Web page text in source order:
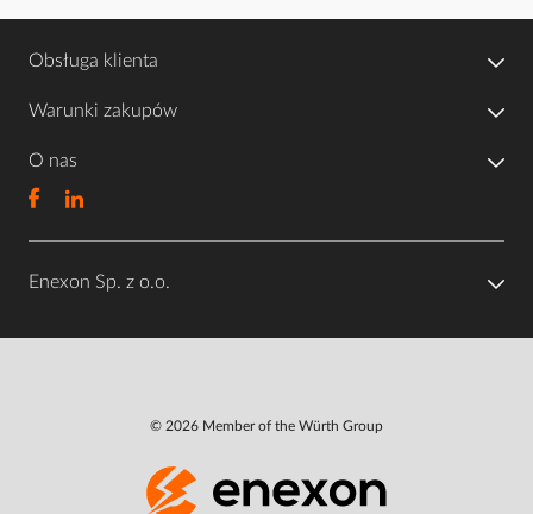
Obsługa klienta
Warunki zakupów
O nas
Enexon Sp. z o.o.
© 2026 Member of the Würth Group